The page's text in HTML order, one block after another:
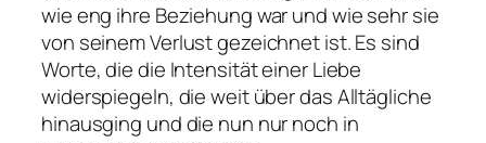
wie eng ihre Beziehung war und wie sehr sie
von seinem Verlust gezeichnet ist. Es sind
Worte, die die Intensität einer Liebe
widerspiegeln, die weit über das Alltägliche
hinausging und die nun nur noch in